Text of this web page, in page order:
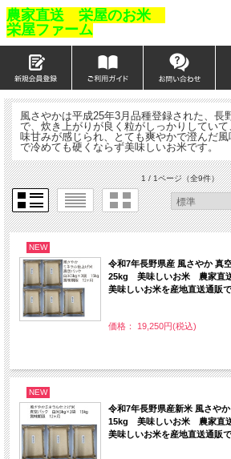
農家直送 栄屋のお米
栄屋ファーム
風さやかは平成25年3月品種登録された、長
で、炊き上がりが良く粒がしっかりしてい
味甘みが感じられ、とても爽やかで澄んだ
で冷めても硬くならず美味しいお米です。
1 / 1ページ（全9件）
NEW
令和7年長野県産 風さやか 真
25kg 美味しいお米 農家直
美味しいお米を産地直送通販
価格： 19,250円(税込)
NEW
令和7年長野県産新米 風さや
15kg 美味しいお米 農家直
美味しいお米を産地直送通販